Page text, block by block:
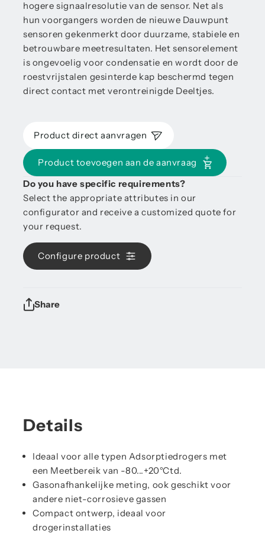
hogere signaalresolutie van de sensor. Net als
hun voorgangers worden de nieuwe Dauwpunt
sensoren gekenmerkt door duurzame, stabiele en
betrouwbare meetresultaten. Het sensorelement
is ongevoelig voor condensatie en wordt door de
roestvrijstalen gesinterde kap beschermd tegen
direct contact met verontreinigde Deeltjes.
Product direct aanvragen
Product toevoegen aan de aanvraag
Do you have specific requirements?
Select the appropriate attributes in our
configurator and receive a customized quote for
your request.
Configure product
Share
Details
Ideaal voor alle typen Adsorptiedrogers met
een Meetbereik van -80...+20°Ctd.
Gasonafhankelijke meting, ook geschikt voor
andere niet-corrosieve gassen
Compact ontwerp, ideaal voor
drogerinstallaties